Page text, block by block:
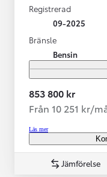
Registrerad
09-2025
Bränsle
Bensin
853 800 kr
Från 10 251 kr/
Läs mer
Jämförelse